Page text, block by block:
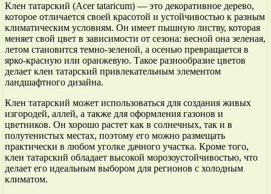
Клен татарский (Acer tataricum) — это декоративное дерево,
которое отличается своей красотой и устойчивостью к разным
климатическим условиям. Он имеет пышную листву, которая
меняет свой цвет в зависимости от сезона: весной она зеленая,
летом становится темно-зеленой, а осенью превращается в
ярко-красную или оранжевую. Такое разнообразие цветов
делает клен татарский привлекательным элементом
ландшафтного дизайна.
Клен татарский может использоваться для создания живых
изгородей, аллей, а также для оформления газонов и
цветников. Он хорошо растет как в солнечных, так и в
полутенистых местах, поэтому его можно размещать
практически в любом уголке дачного участка. Кроме того,
клен татарский обладает высокой морозоустойчивостью, что
делает его идеальным выбором для регионов с холодным
климатом.